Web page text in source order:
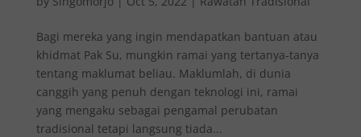
Bagi mereka yang ingin mendapatkan bantuan atau
khidmat Pak Su, mungkin ramai yang tertanya-tanya
tentang maklumat beliau. Maklumlah, di dunia
canggih yang penuh dengan teknologi ini, ramai
yang mengaku sebagai pengamal perubatan
tradisional tetapi langsung tiada...